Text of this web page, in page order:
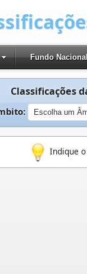
Fundo
Classificações
Indique